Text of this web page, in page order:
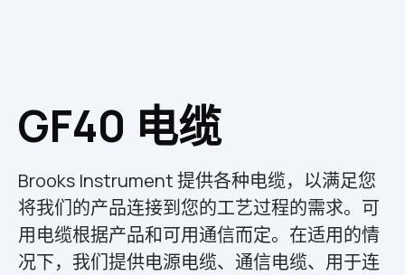
GF40 电缆
Brooks Instrument 提供各种电缆，以满足您
将我们的产品连接到您的工艺过程的需求。可
用电缆根据产品和可用通信而定。在适用的情
况下，我们提供电源电缆、通信电缆、用于连